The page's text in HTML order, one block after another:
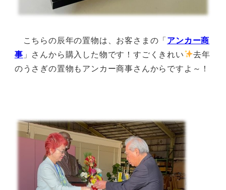
こちらの辰年の置物は、お客さまの「アンカー商
事 」さんから購入した物です！すごくきれい
去年
のうさぎの置物もアンカー商事さんからですよ～！